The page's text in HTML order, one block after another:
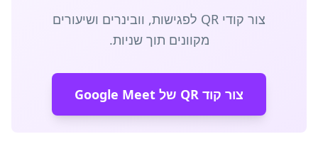
צור קודי QR לפגישות, וובינרים ושיעורים
מקוונים תוך שניות.
צור קוד QR של Google Meet